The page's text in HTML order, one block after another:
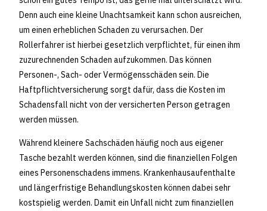
Denn auch eine kleine Unachtsamkeit kann schon ausreichen,
um einen erheblichen Schaden zu verursachen. Der
Rollerfahrer ist hierbei gesetzlich verpflichtet, für einen ihm
zuzurechnenden Schaden aufzukommen. Das können
Personen-, Sach- oder Vermögensschäden sein. Die
Haftpflichtversicherung sorgt dafür, dass die Kosten im
Schadensfall nicht von der versicherten Person getragen
werden müssen.
Während kleinere Sachschäden häufig noch aus eigener
Tasche bezahlt werden können, sind die finanziellen Folgen
eines Personenschadens immens. Krankenhausaufenthalte
und längerfristige Behandlungskosten können dabei sehr
kostspielig werden. Damit ein Unfall nicht zum finanziellen